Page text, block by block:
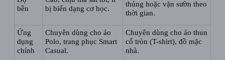
bền
bị biến dạng cơ học.
thủng hoặc vặn sườn theo
thời gian.
Ứng
dụng
chính
Chuyên dùng cho áo
Polo, trang phục Smart
Casual.
Chuyên dùng cho áo thun
cổ tròn (T-shirt), đồ mặc
nhà.